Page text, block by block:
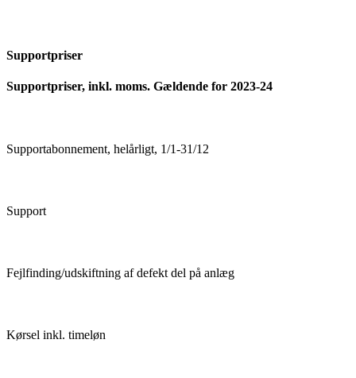
Supportpriser
Supportpriser, inkl. moms. Gældende for 2023-24
Supportabonnement, helårligt, 1/1-31/12
Support
Fejlfinding/udskiftning af defekt del på anlæg
Kørsel inkl. timeløn